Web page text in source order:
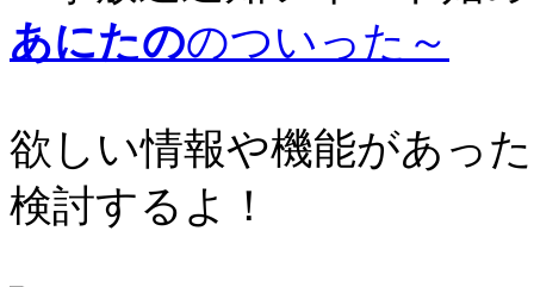
あにたののついった～
欲しい情報や機能があっ
検討するよ！